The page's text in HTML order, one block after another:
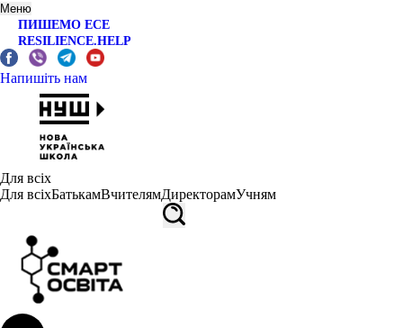
Меню
ПИШЕМО ЕСЕ
RESILIENCE.HELP
Напишіть нам
Для всіх
Для всіхБатькамВчителямДиректорамУчням